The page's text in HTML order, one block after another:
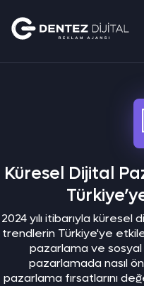
Küresel Dijital
2024 yılı itibarıyla
trendlerin Türkiye'ye
pazarlama ve
pazarlamada nasıl
pazarlama fırsatlarını